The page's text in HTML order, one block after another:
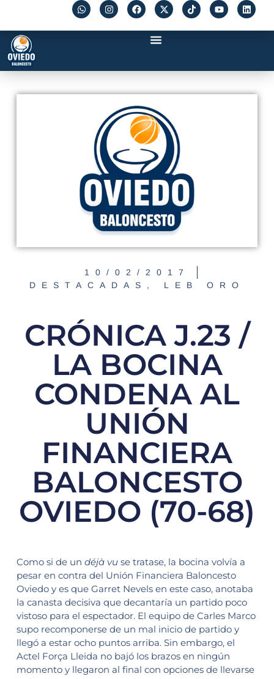
10/02/2017
DESTACADAS , LEB ORO
CRÓNICA J.23 /
LA BOCINA
CONDENA AL
UNIÓN
FINANCIERA
BALONCESTO
OVIEDO (70-68)
Como si de un déjà vuse tratase, la bocina volvía a
pesar en contra del Unión Financiera Baloncesto
Oviedo y es que Garret Nevels en este caso, anotaba
la canasta decisiva que decantaría un partido poco
vistoso para el espectador. El equipo de Carles Marco
supo recomponerse de un mal inicio de partido y
llegó a estar ocho puntos arriba. Sin embargo, el
Actel Força Lleida no bajó los brazos en ningún
momento y llegaron al final con opciones de llevarse